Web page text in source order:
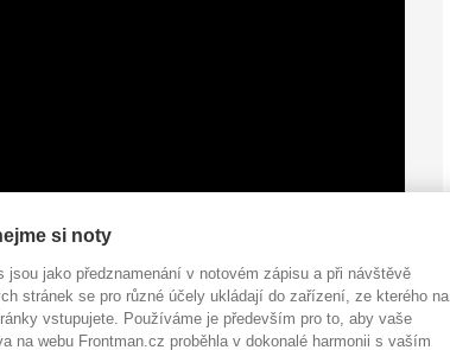
přístupy dokážou stanout ve společném
a otevřenost (nejen) napříč různými
si noty
jsou jako předznamenání v notovém zápisu a při návštěvě
stránek se pro různé účely ukládají do zařízení, ze kterého na
vstupujete. Používáme je především pro to, aby vaše
na webu Frontman.cz proběhla v dokonalé harmonii s vaším